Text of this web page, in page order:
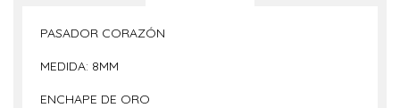
PASADOR CORAZÓN
MEDIDA: 8MM
ENCHAPE DE ORO